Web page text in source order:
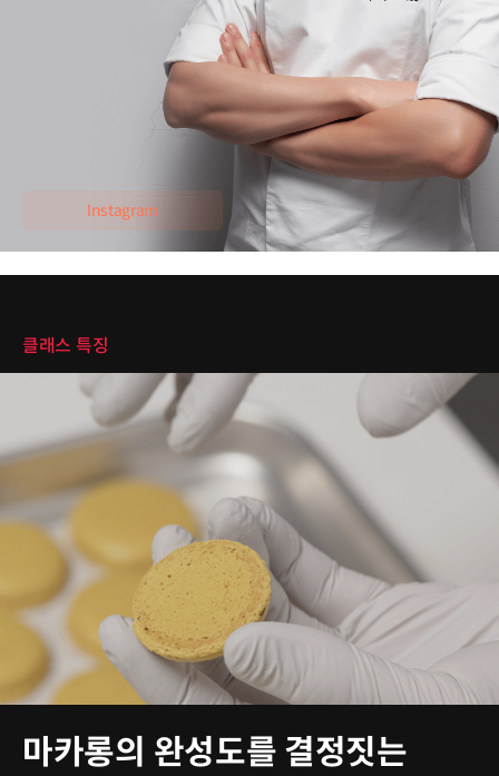
전) 파티세리 마이퍼니디저트 오너 파티셰
르 꼬르동 블루 숙명 아카데미 제과 디플롬 취득
에꼴 벨루에 꽁세이 연수 수료
Instagram
클래스 특징
마카롱의 완성도를 결정짓는